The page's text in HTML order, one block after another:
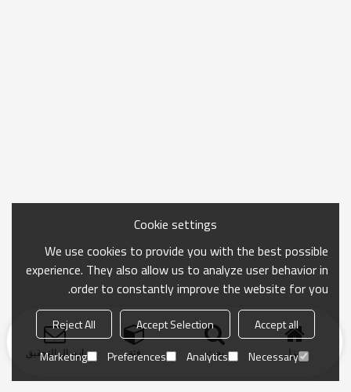
منزل بحث فئة ارسال التحقيق
Cookie settings
We use cookies to provide you with the best possible
experience. They also allow us to analyze user behavior in
order to constantly improve the website for you.
Accept all
Accept Selection
Reject All
Necessary
Analytics
Preferences
Marketing